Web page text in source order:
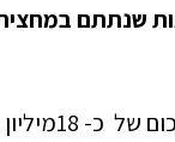
שנתתם
של
כ-